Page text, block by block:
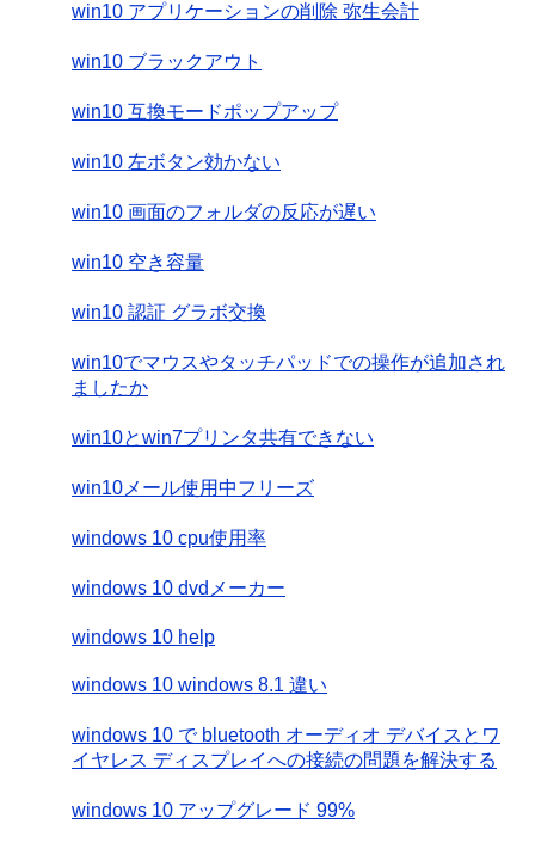
win10 アプリケーションの削除 弥生会計
win10 ブラックアウト
win10 互換モードポップアップ
win10 左ボタン効かない
win10 画面のフォルダの反応が遅い
win10 空き容量
win10 認証 グラボ交換
win10でマウスやタッチパッドでの操作が追加され
ましたか
win10とwin7プリンタ共有できない
win10メール使用中フリーズ
windows 10 cpu使用率
windows 10 dvdメーカー
windows 10 help
windows 10 windows 8.1 違い
windows 10 で bluetooth オーディオ デバイスとワ
イヤレス ディスプレイへの接続の問題を解決する
windows 10 アップグレード 99%